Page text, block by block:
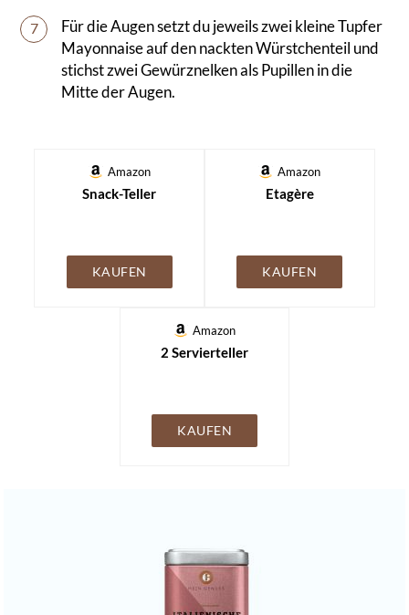
7
Für die Augen setzt du jeweils zwei kleine Tupfer
Mayonnaise auf den nackten Würstchenteil und
stichst zwei Gewürznelken als Pupillen in die
Mitte der Augen.
Amazon
Snack-Teller
KAUFEN
Amazon
Etagère
KAUFEN
Amazon
2 Servierteller
KAUFEN